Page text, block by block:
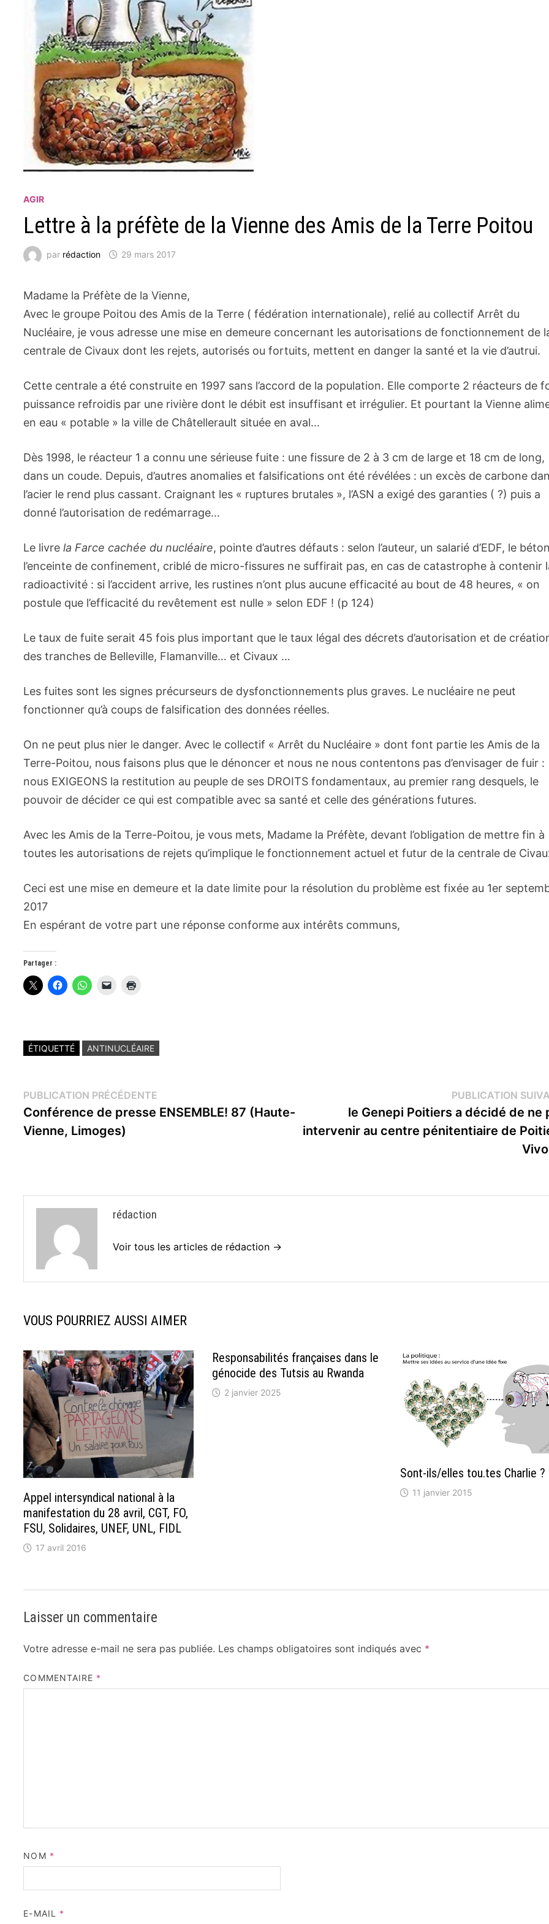
AGIR
Lettre à la préfète de la Vienne des Amis de la Terre Poitou
par rédaction 29 mars 2017
Madame la Préfète de la Vienne,
Avec le groupe Poitou des Amis de la Terre ( fédération internationale), relié au collectif Arrêt du
Nucléaire, je vous adresse une mise en demeure concernant les autorisations de fonctionnement de
centrale de Civaux dont les rejets, autorisés ou fortuits, mettent en danger la santé et la vie d’autrui.
Cette centrale a été construite en 1997 sans l’accord de la population. Elle comporte 2 réacteurs de
puissance refroidis par une rivière dont le débit est insuffisant et irrégulier. Et pourtant la Vienne
en eau « potable » la ville de Châtellerault située en aval…
Dès 1998, le réacteur 1 a connu une sérieuse fuite : une fissure de 2 à 3 cm de large et 18 cm de long,
dans un coude. Depuis, d’autres anomalies et falsifications ont été révélées : un excès de carbone
l’acier le rend plus cassant. Craignant les « ruptures brutales », l’ASN a exigé des garanties ( ?) puis a
donné l’autorisation de redémarrage…
Le livrela Farce cachée du nucléaire, pointe d’autres défauts : selon l’auteur, un salarié d’EDF, le
l’enceinte de confinement, criblé de micro-fissures ne suffirait pas, en cas de catastrophe à contenir
radioactivité : si l’accident arrive, les rustines n’ont plus aucune efficacité au bout de 48 heures, « on
postule que l’efficacité du revêtement est nulle » selon EDF ! (p 124)
Le taux de fuite serait 45 fois plus important que le taux légal des décrets d’autorisation et de
des tranches de Belleville, Flamanville… et Civaux …
Les fuites sont les signes précurseurs de dysfonctionnements plus graves. Le nucléaire ne peut
fonctionner qu’à coups de falsification des données réelles.
On ne peut plus nier le danger. Avec le collectif « Arrêt du Nucléaire » dont font partie les Amis de la
Terre-Poitou, nous faisons plus que le dénoncer et nous ne nous contentons pas d’envisager de fuir :
nous EXIGEONS la restitution au peuple de ses DROITS fondamentaux, au premier rang desquels, le
pouvoir de décider ce qui est compatible avec sa santé et celle des générations futures.
Avec les Amis de la Terre-Poitou, je vous mets, Madame la Préfète, devant l’obligation de mettre fin à
toutes les autorisations de rejets qu’implique le fonctionnement actuel et futur de la centrale de
Ceci est une mise en demeure et la date limite pour la résolution du problème est fixée au 1er
2017
En espérant de votre part une réponse conforme aux intérêts communs,
Partager :
ÉTIQUETTÉ ANTINUCLÉAIRE
Navigation
de
l’article
PUBLICATION PRÉCÉDENTE
précédente :
Conférence de presse ENSEMBLE! 87 (Haute-
Vienne, Limoges)
PUBLICATION
le Genepi Poitiers a décidé de ne
intervenir au centre pénitentiaire de
rédaction
Voir tous les articles de rédaction →
VOUS POURRIEZ AUSSI AIMER
Appel intersyndical national à la
manifestation du 28 avril, CGT, FO,
FSU, Solidaires, UNEF, UNL, FIDL
17 avril 2016
Responsabilités françaises dans le
génocide des Tutsis au Rwanda
2 janvier 2025
Sont-ils/elles tou.tes Charlie ?
11 janvier 2015
Laisser un commentaire
Votre adresse e-mail ne sera pas publiée. Les champs obligatoires sont indiqués avec *
COMMENTAIRE *
NOM *
E-MAIL *